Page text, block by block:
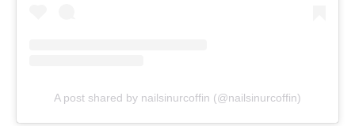
A post shared by nailsinurcoffin (@nailsinurcoffin)